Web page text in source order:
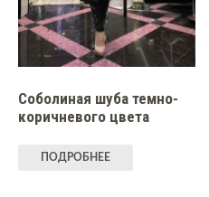
Соболиная шуба темно-
коричневого цвета
ПОДРОБНЕЕ